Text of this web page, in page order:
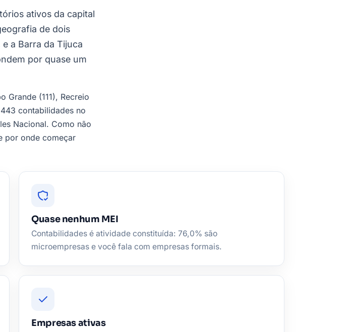
ativos da capital
de dois
a Barra da Tijuca
por quase um
Grande (111), Recreio
contabilidades no
Nacional. Como não
por onde começar
Quase nenhum MEI
Contabilidades é atividade constituída: 76,0% são
microempresas e você fala com empresas formais.
Empresas ativas